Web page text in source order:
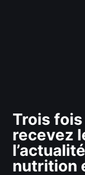
Trois
recevez
nutrition